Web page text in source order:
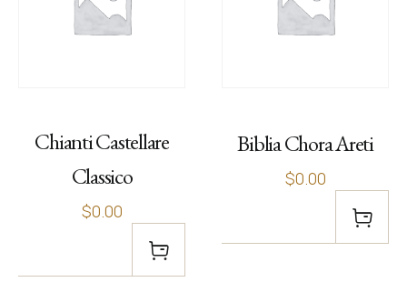
Chianti Castellare
Classico
$0.00
Biblia Chora Areti
$0.00